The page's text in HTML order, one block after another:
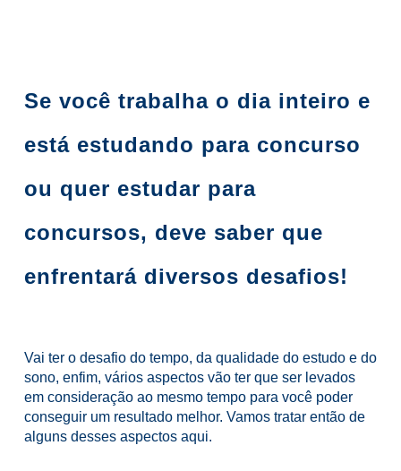
Se você trabalha o dia inteiro e
está estudando para concurso
ou quer estudar para
concursos, deve saber que
enfrentará diversos desafios!
Vai ter o desafio do tempo, da qualidade do estudo e do
sono, enfim, vários aspectos vão ter que ser levados
em consideração ao mesmo tempo para você poder
conseguir um resultado melhor. Vamos tratar então de
alguns desses aspectos aqui.